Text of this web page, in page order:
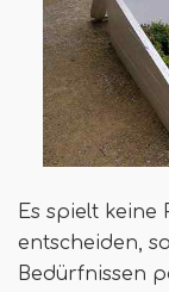
Es spielt keine
entscheiden,
Bedürfnissen